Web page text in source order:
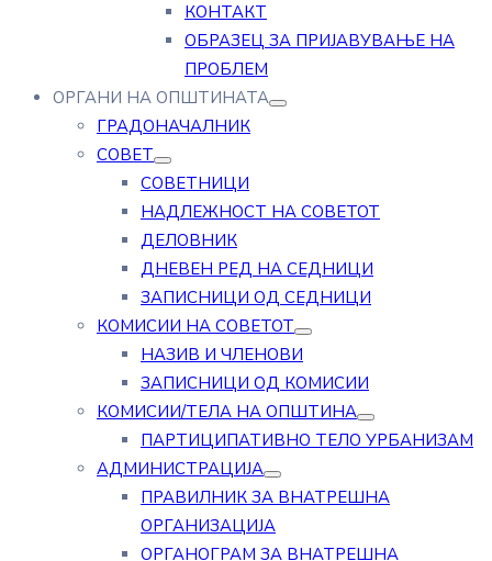
КОНТАКТ
ОБРАЗЕЦ ЗА ПРИЈАВУВАЊЕ НА
ПРОБЛЕМ
ОРГАНИ НА ОПШТИНАТА
ГРАДОНАЧАЛНИК
СОВЕТ
СОВЕТНИЦИ
НАДЛЕЖНОСТ НА СОВЕТОТ
ДЕЛОВНИК
ДНЕВЕН РЕД НА СЕДНИЦИ
ЗАПИСНИЦИ ОД СЕДНИЦИ
КОМИСИИ НА СОВЕТОТ
НАЗИВ И ЧЛЕНОВИ
ЗАПИСНИЦИ ОД КОМИСИИ
КОМИСИИ/ТЕЛА НА ОПШТИНА
ПАРТИЦИПАТИВНО ТЕЛО УРБАНИЗАМ
АДМИНИСТРАЦИЈА
ПРАВИЛНИК ЗА ВНАТРЕШНА
ОРГАНИЗАЦИЈА
ОРГАНОГРАМ ЗА ВНАТРЕШНА